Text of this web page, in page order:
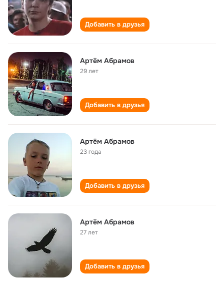
Добавить в друзья
Артём Абрамов
29 лет
Добавить в друзья
Артём Абрамов
23 года
Добавить в друзья
Артём Абрамов
27 лет
Добавить в друзья